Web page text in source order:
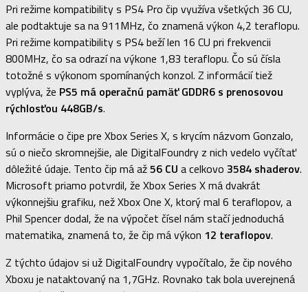
Pri režime kompatibility s PS4 Pro čip využíva všetkých 36 CU,
ale podtaktuje sa na 911MHz, čo znamená výkon 4,2 teraflopu.
Pri režime kompatibility s PS4 beží len 16 CU pri frekvencii
800MHz, čo sa odrazí na výkone 1,83 teraflopu. Čo sú čísla
totožné s výkonom spomínaných konzol. Z informácií tiež
vyplýva, že PS5 má operačnú pamäť GDDR6 s prenosovou
rýchlosťou 448GB/s.
Informácie o čipe pre Xbox Series X, s krycím názvom Gonzalo,
sú o niečo skromnejšie, ale DigitalFoundry z nich vedelo vyčítať
dôležité údaje. Tento čip má až56 CU a celkovo 3584 shaderov.
Microsoft priamo potvrdil, že Xbox Series X má dvakrát
výkonnejšiu grafiku, než Xbox One X, ktorý mal 6 teraflopov, a
Phil Spencer dodal, že na výpočet čísel nám stačí jednoduchá
matematika, znamená to, že čip má výkon 12 teraflopov.
Z týchto údajov si už DigitalFoundry vypočítalo, že čip nového
Xboxu je nataktovaný na 1,7GHz. Rovnako tak bola uverejnená